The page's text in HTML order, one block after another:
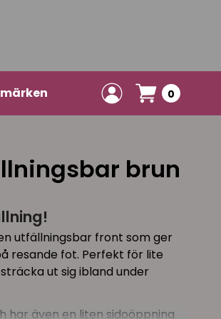
0
brun
utfällningsbar front som ger
resande fot. Perfekt för lite
ut sig ibland under
har även en liten sidoöppning